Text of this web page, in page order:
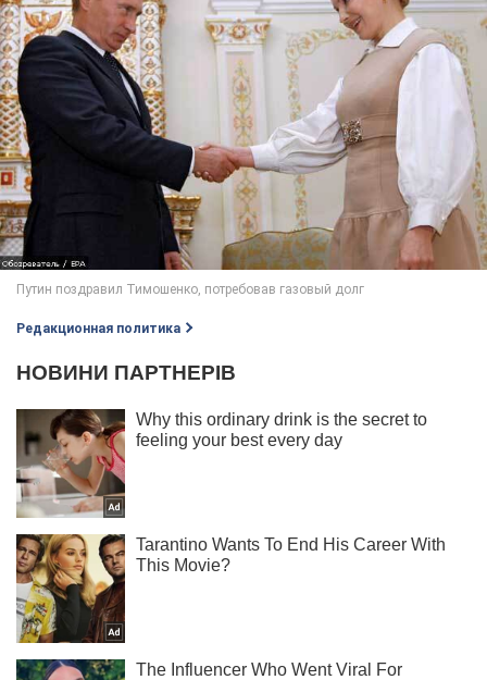
Редакционная политика